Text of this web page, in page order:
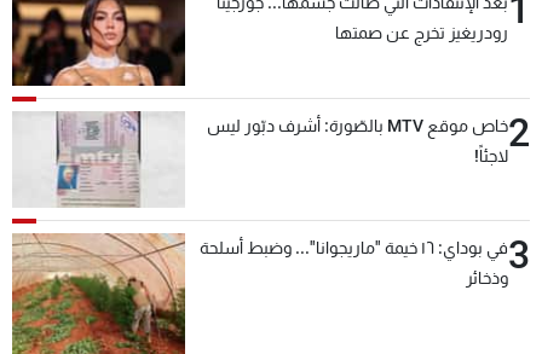
1رودريغيز تخرج عن صمتها
2
خاص موقع MTV بالصّورة: أشرف دبّور ليس
لاجئاً!
3
في بوداي: ١٦ خيمة "ماريجوانا"... وضبط أسلحة
وذخائر